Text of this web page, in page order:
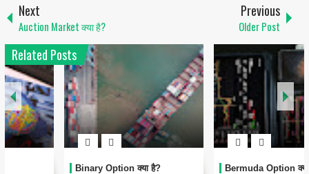
Next
Auction Market क्या है?
Previous
Older Post
Related Posts
Binary Option क्या है? Bermuda Option क्या है?